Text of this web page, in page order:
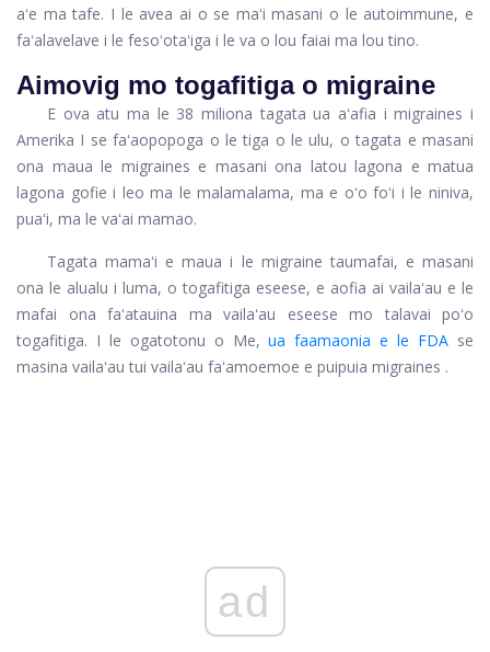
aʻe ma tafe. I le avea ai o se maʻi masani o le autoimmune, e
faʻalavelave i le fesoʻotaʻiga i le va o lou faiai ma lou tino.
Aimovig mo togafitiga o migraine
E ova atu ma le 38 miliona tagata ua aʻafia i migraines i
Amerika I se faʻaopopoga o le tiga o le ulu, o tagata e masani
ona maua le migraines e masani ona latou lagona e matua
lagona gofie i leo ma le malamalama, ma e oʻo foʻi i le niniva,
puaʻi, ma le vaʻai mamao.
Tagata mamaʻi e maua i le migraine taumafai, e masani
ona le alualu i luma, o togafitiga eseese, e aofia ai vailaʻau e le
mafai ona faʻatauina ma vailaʻau eseese mo talavai poʻo
togafitiga. I le ogatotonu o Me, ua faamaonia e le FDA se
masina vailaʻau tui vailaʻau faʻamoemoe e puipuia migraines .
ad